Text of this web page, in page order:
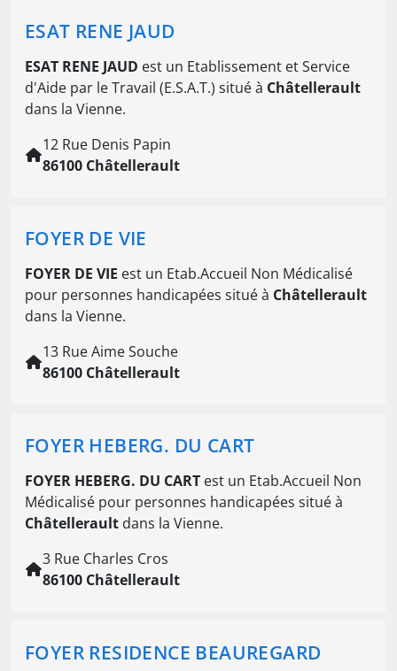
ESAT RENE JAUD
ESAT RENE JAUD est un Etablissement et Service
d'Aide par le Travail (E.S.A.T.) situé à Châtellerault
dans la Vienne.
12 Rue Denis Papin
86100 Châtellerault
FOYER DE VIE
FOYER DE VIE est un Etab.Accueil Non Médicalisé
pour personnes handicapées situé à Châtellerault
dans la Vienne.
13 Rue Aime Souche
86100 Châtellerault
FOYER HEBERG. DU CART
FOYER HEBERG. DU CART est un Etab.Accueil Non
Médicalisé pour personnes handicapées situé à
Châtellerault dans la Vienne.
3 Rue Charles Cros
86100 Châtellerault
FOYER RESIDENCE BEAUREGARD